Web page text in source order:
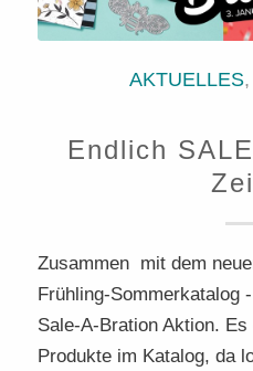
AKTUELLES
Endlich
Zusammen mit dem
Frühling-Sommerkatalog
Sale-A-Bration Aktion.
Produkte im Katalog, da